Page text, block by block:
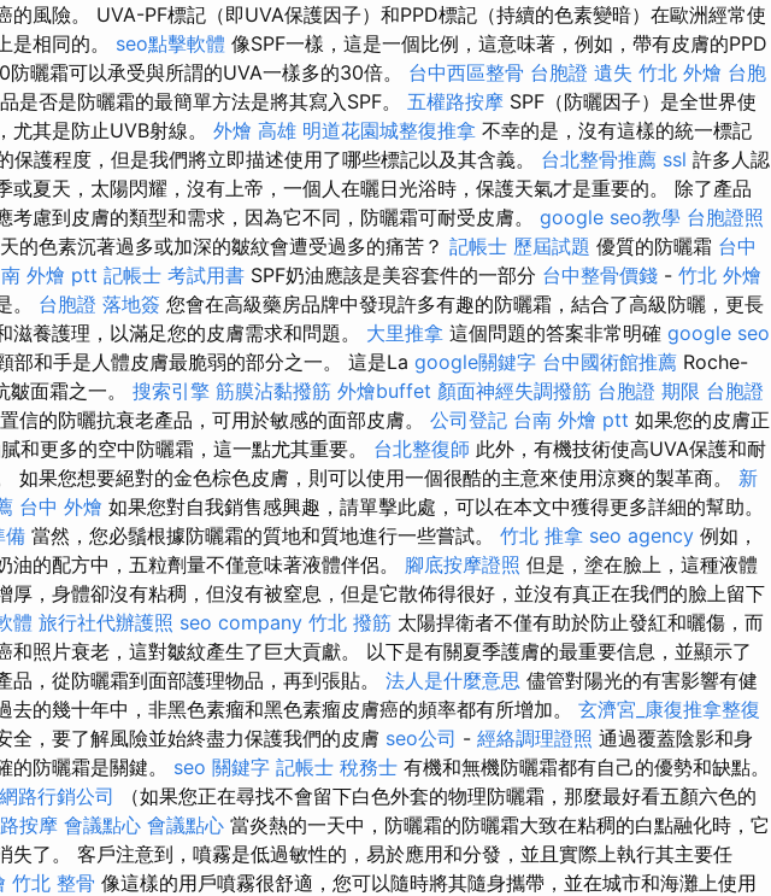
的風險。 UVA-PF標記（即UVA保護因子）和PPD標記（持續的色素變暗）在歐洲經常使
是相同的。 seo點擊軟體 像SPF一樣，這是一個比例，這意味著，例如，帶有皮膚的PPD
防曬霜可以承受與所謂的UVA一樣多的30倍​​​​。 台中西區整骨 台胞證 遺失 竹北 外燴 台胞
是否是防曬霜的最簡單方法是將其寫入SPF。 五權路按摩 SPF（防曬因子）是全世界使
尤其是防止UVB射線。 外燴 高雄 明道花園城整復推拿 不幸的是，沒有這樣的統一標記
保護程度，但是我們將立即描述使用了哪些標記以及其含義。 台北整骨推薦 ssl 許多人認
或夏天，太陽閃耀，沒有上帝，一個人在曬日光浴時，保護天氣才是重要的。 除了產品
考慮到皮膚的類型和需求，因為它不同，防曬霜可耐受皮膚。 google seo教學 台胞證照
的色素沉著過多或加深的皺紋會遭受過多的痛苦？ 記帳士 歷屆試題 優質的防曬霜 台中
外燴 ptt 記帳士 考試用書 SPF奶油應該是美容套件的一部分 台中整骨價錢 - 竹北 外燴
。 台胞證 落地簽 您會在高級藥房品牌中發現許多有趣的防曬霜，結合了高級防曬，更長
滋養護理，以滿足您的皮膚需求和問題。 大里推拿 這個問題的答案非常明確 google seo
部和手是人體皮膚最脆弱的部分之一。 這是La google關鍵字 台中國術館推薦 Roche-
皺面霜之一。 搜索引擎 筋膜沾黏撥筋 外燴buffet 顏面神經失調撥筋 台胞證 期限 台胞證
信的防曬抗衰老產品，可用於敏感的面部皮膚。 公司登記 台南 外燴 ptt 如果您的皮膚正
和更多的空中防曬霜，這一點尤其重要。 台北整復師 此外，有機技術使高UVA保護和耐
如果您想要絕對的金色棕色皮膚，則可以使用一個很酷的主意來使用涼爽的製革商。 新
台中 外燴 如果您對自我銷售感興趣，請單擊此處，可以在本文中獲得更多詳細的幫助。
備 當然，您必鬚根據防曬霜的質地和質地進行一些嘗試。 竹北 推拿 seo agency 例如，
油的配方中，五粒劑量不僅意味著液體伴侶。 腳底按摩證照 但是，塗在臉上，這種液體
厚，身體卻沒有粘稠，但沒有被窒息，但是它散佈得很好，並沒有真正在我們的臉上留下
體 旅行社代辦護照 seo company 竹北 撥筋 太陽捍衛者不僅有助於防止發紅和曬傷，而
和照片衰老，這對皺紋產生了巨大貢獻。 以下是有關夏季護膚的最重要信息，並顯示了
品，從防曬霜到面部護理物品，再到張貼。 法人是什麼意思 儘管對陽光的有害影響有健
去的幾十年中，非黑色素瘤和黑色素瘤皮膚癌的頻率都有所增加。 玄濟宮_康復推拿整復
全，要了解風險並始終盡力保護我們的皮膚 seo公司 - 經絡調理證照 通過覆蓋陰影和身
的防曬霜是關鍵。 seo 關鍵字 記帳士 稅務士 有機和無機防曬霜都有自己的優勢和缺點。
網路行銷公司 （如果您正在尋找不會留下白色外套的物理防曬霜，那麼最好看五顏六色的
按摩 會議點心 會議點心 當炎熱的一天中，防曬霜的防曬霜大致在粘稠的白點融化時，它
失了。 客戶注意到，噴霧是低過敏性的，易於應用和分發，並且實際上執行其主要任
竹北 整骨 像這樣的用戶噴霧很舒適，您可以隨時將其隨身攜帶，並在城市和海灘上使用